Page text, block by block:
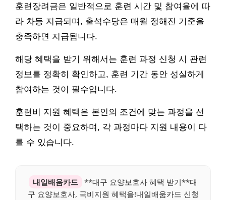
훈련장려금은 일반적으로 훈련 시간 및 참여율에 따
라 차등 지급되며, 출석수당은 매월 정해진 기준을
충족하면 지급됩니다.
해당 혜택을 받기 위해서는 훈련 과정 신청 시 관련
정보를 정확히 확인하고, 훈련 기간 동안 성실하게
참여하는 것이 필수입니다.
훈련비 지원 혜택은 본인의 조건에 맞는 과정을 선
택하는 것이 중요하며, 각 과정마다 지원 내용이 다
를 수 있습니다.
내일배움카드 **대구 요양보호사 혜택 받기**대
구 요양보호사, 국비지원 혜택을!내일배움카드 신청